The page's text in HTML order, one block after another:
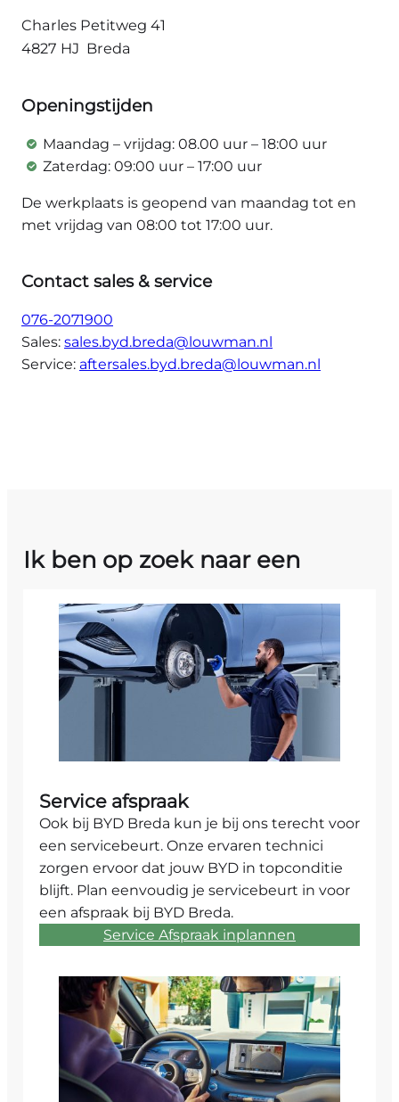
Charles Petitweg 41
4827 HJ Breda
Openingstijden
Maandag – vrijdag: 08.00 uur – 18:00 uur
Zaterdag: 09:00 uur – 17:00 uur
De werkplaats is geopend van maandag tot en
met vrijdag van 08:00 tot 17:00 uur.
Contact sales & service
076-2071900
Sales: sales.byd.breda@louwman.nl
Service: aftersales.byd.breda@louwman.nl
Ik ben op zoek naar een
Service afspraak
Ook bij BYD Breda kun je bij ons terecht voor
een servicebeurt. Onze ervaren technici
zorgen ervoor dat jouw BYD in topconditie
blijft. Plan eenvoudig je servicebeurt in voor
een afspraak bij BYD Breda.
Service Afspraak inplannen